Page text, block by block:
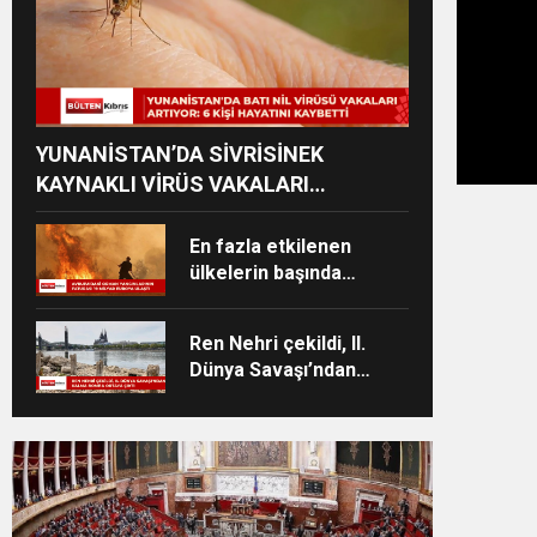
YUNANİSTAN’DA SİVRİSİNEK
KAYNAKLI VİRÜS VAKALARI
YÜKSELİYOR
En fazla etkilenen
ülkelerin başında
Ren Nehri çekildi, II.
Dünya Savaşı’ndan
çıktı